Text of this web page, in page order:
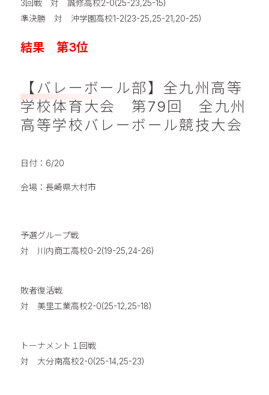
3回戦 対 誠修高校2-0(25-23,25-15)
準決勝 対 沖学園高校1-2(23-25,25-21,20-25)
結果 第3位
【バレーボール部】全九州高等
学校体育大会 第79回 全九州
高等学校バレーボール競技大会
日付：6/20
会場：長崎県大村市
予選グループ戦
対 川内商工高校0-2(19-25,24-26)
敗者復活戦
対 美里工業高校2-0(25-12,25-18)
トーナメント１回戦
対 大分南高校2-0(25-14,25-23)